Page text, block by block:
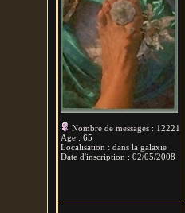
Nombre de messages : 12221
Age : 65
Localisation : dans la galaxie
Date d'inscription : 02/05/2008